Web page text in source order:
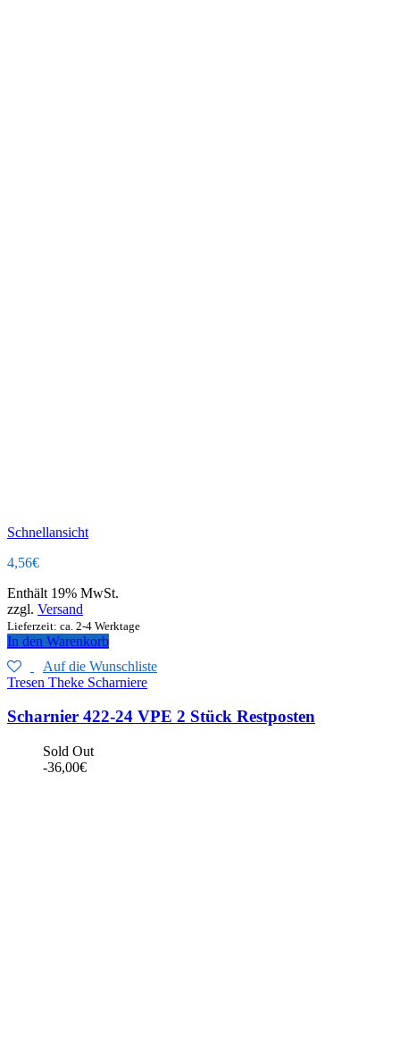
Schnellansicht
4,56€
Enthält 19% MwSt.
zzgl. Versand
Lieferzeit: ca. 2-4 Werktage
In den Warenkorb
Auf die Wunschliste
Tresen Theke Scharniere
Scharnier 422-24 VPE 2 Stück Restposten
Sold Out
-36,00€